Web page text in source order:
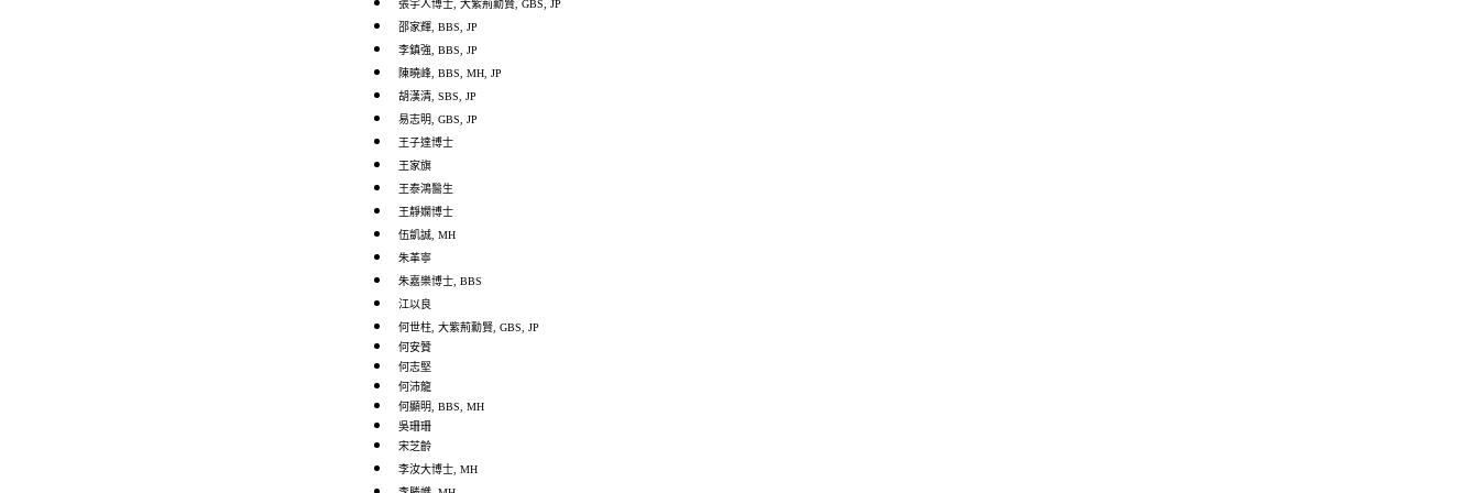
張宇人博士, 大紫荊勳賢, GBS, JP
邵家輝, BBS, JP
李鎮強, BBS, JP
陳曉峰, BBS, MH, JP
胡漢清, SBS, JP
易志明, GBS, JP
王子達博士
王家旗
王泰鴻醫生
王靜嫻博士
伍凱誠, MH
朱革寧
朱嘉樂博士, BBS
江以良
何世柱, 大紫荊勳賢, GBS, JP
何安贊
何志堅
何沛龍
何顯明, BBS, MH
吳珊珊
宋芝齡
李汝大博士, MH